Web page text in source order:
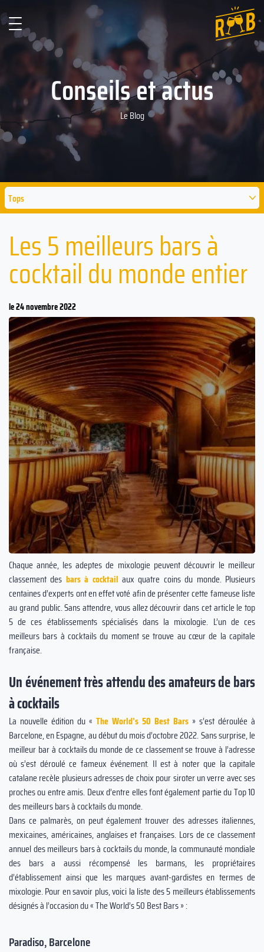
Conseils et actus
Le Blog
Tops
Les 5 meilleurs bars à
cocktail du monde entier
le 24 novembre 2022
Chaque année, les adeptes de mixologie peuvent découvrir le meilleur
classement des bars à cocktail aux quatre coins du monde. Plusieurs
centaines d’experts ont en effet voté afin de présenter cette fameuse liste
au grand public. Sans attendre, vous allez découvrir dans cet article le top
5 de ces établissements spécialisés dans la mixologie. L’un de ces
meilleurs bars à cocktails du moment se trouve au cœur de la capitale
française.
Un événement très attendu des amateurs de bars
à cocktails
La nouvelle édition du « The World’s 50 Best Bars » s’est déroulée à
Barcelone, en Espagne, au début du mois d’octobre 2022. Sans surprise, le
meilleur bar à cocktails du monde de ce classement se trouve à l’adresse
où s’est déroulé ce fameux événement. Il est à noter que la capitale
catalane recèle plusieurs adresses de choix pour siroter un verre avec ses
proches ou entre amis. Deux d’entre elles font également partie du Top 10
des meilleurs bars à cocktails du monde.
Dans ce palmarès, on peut également trouver des adresses italiennes,
mexicaines, américaines, anglaises et françaises. Lors de ce classement
annuel des meilleurs bars à cocktails du monde, la communauté mondiale
des bars a aussi récompensé les barmans, les propriétaires
d’établissement ainsi que les marques avant-gardistes en termes de
mixologie. Pour en savoir plus, voici la liste des 5 meilleurs établissements
désignés à l’occasion du « The World’s 50 Best Bars » :
Paradiso, Barcelone